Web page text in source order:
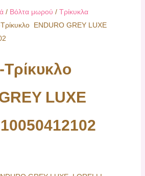
/ Βόλτα μωρού / Τρίκυκλα
ΕΝDURO GREY LUXE
LUXE